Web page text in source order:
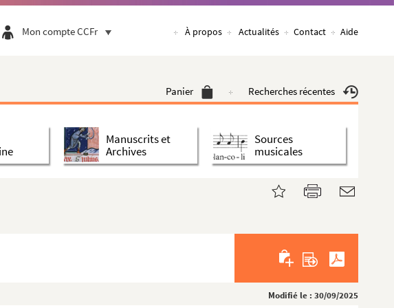
Mon compte CCFr À propos Actualités Contact Aide
Panier Recherches récentes
Manuscrits et
Archives
Sources
musicales
Modifié le : 30/09/2025